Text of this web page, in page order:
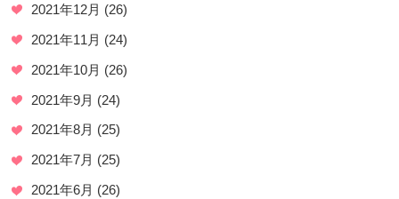
2021年12月 (26)
2021年11月 (24)
2021年10月 (26)
2021年9月 (24)
2021年8月 (25)
2021年7月 (25)
2021年6月 (26)